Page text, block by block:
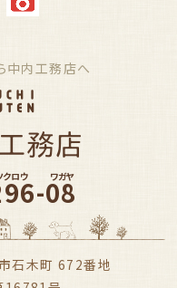
中内工務店へ
08
クロウ ワガヤ
石木町 672番地